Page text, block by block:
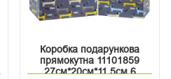
Коробка подарункова
прямокутна 11101859
27см*20см*11.5см 6